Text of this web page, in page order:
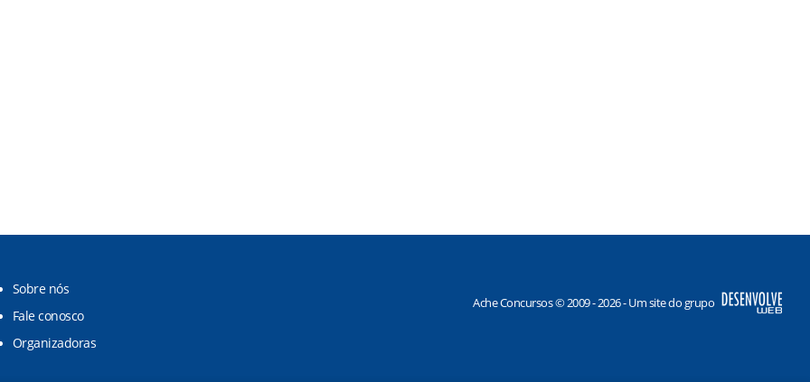
Sobre nós
Fale conosco
Organizadoras
Ache Concursos © 2009 - 2026 - Um site do grupo